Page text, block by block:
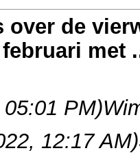
over de
met
PM)
12:17 AM)